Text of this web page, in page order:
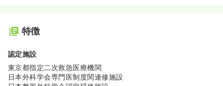
特徴
認定施設
東京都指定二次救急医療機関
日本外科学会専門医制度関連修施設